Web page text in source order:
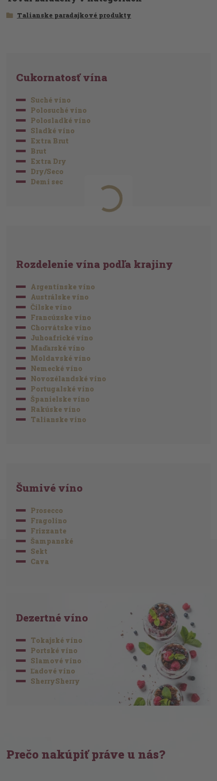
Talianske paradajkové produkty
Cukornatosť vína
Suché víno
Polosuché víno
Polosladké víno
Sladké víno
Extra Brut
Brut
Extra Dry
Dry/Seco
Demi sec
Rozdelenie vína podľa krajiny
Argentínske víno
Austrálske víno
Čílske víno
Francúzske víno
Chorvátske víno
Juhoafrické víno
Maďarské víno
Moldavské víno
Nemecké víno
Novozélandské víno
Portugalské víno
Španielske víno
Rakúske víno
Talianske víno
Šumivé víno
Prosecco
Fragolino
Frizzante
Šampanské
Sekt
Cava
Dezertné víno
Tokajské víno
Portské víno
Slamové víno
Ľadové víno
SherrySherry
Prečo nakúpiť práve u nás?